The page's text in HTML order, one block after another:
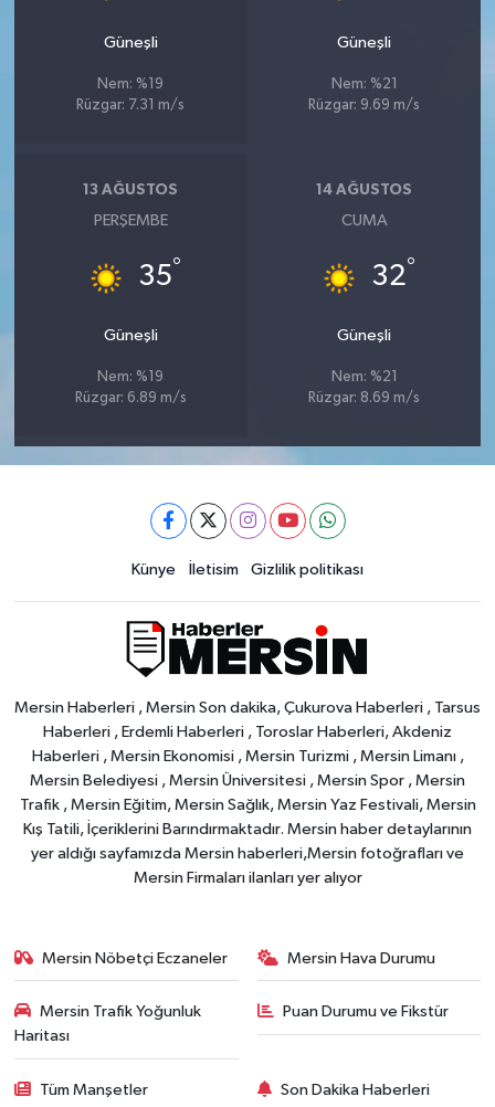
Güneşli
Nem: %19
Rüzgar: 7.31 m/s
Güneşli
Nem: %21
Rüzgar: 9.69 m/s
13 AĞUSTOS
PERŞEMBE
35°
Güneşli
Nem: %19
Rüzgar: 6.89 m/s
14 AĞUSTOS
CUMA
32°
Güneşli
Nem: %21
Rüzgar: 8.69 m/s
Künye İletisim Gizlilik politikası
Mersin Haberleri , Mersin Son dakika, Çukurova Haberleri , Tarsus
Haberleri , Erdemli Haberleri , Toroslar Haberleri, Akdeniz
Haberleri , Mersin Ekonomisi , Mersin Turizmi , Mersin Limanı ,
Mersin Belediyesi , Mersin Üniversitesi , Mersin Spor , Mersin
Trafik , Mersin Eğitim, Mersin Sağlık, Mersin Yaz Festivali, Mersin
Kış Tatili, İçeriklerini Barındırmaktadır. Mersin haber detaylarının
yer aldığı sayfamızda Mersin haberleri,Mersin fotoğrafları ve
Mersin Firmaları ilanları yer alıyor
Mersin Nöbetçi Eczaneler Mersin Hava Durumu
Mersin Trafik Yoğunluk
Haritası
Puan Durumu ve Fikstür
Tüm Manşetler Son Dakika Haberleri